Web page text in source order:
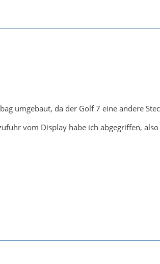
umgebaut, da der Golf 7 eine andere
vom Display habe ich abgegriffen,